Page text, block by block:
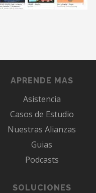
APRENDE MAS
Asistencia
Casos de Estudio
Nuestras Alianzas
Guias
Podcasts
SOLUCIONES